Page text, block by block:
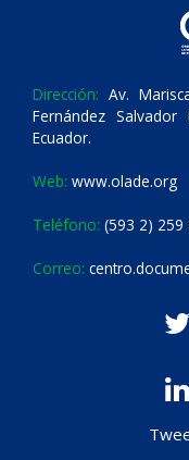
Dirección: Av.
Fernández
Ecuador.
Web: www.olade.org
Teléfono: (593 2) 259
Correo: